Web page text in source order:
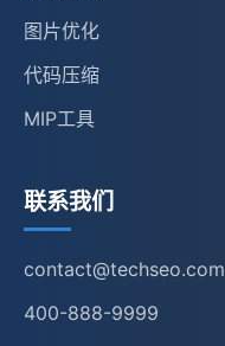
图片优化
代码压缩
MIP工具
联系我们
contact@techseo.com
400-888-9999